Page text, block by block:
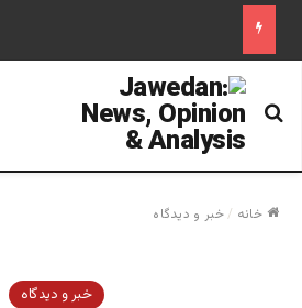
جستجو برای
خانه /خبر و دیدگاه
خبر و دیدگاه